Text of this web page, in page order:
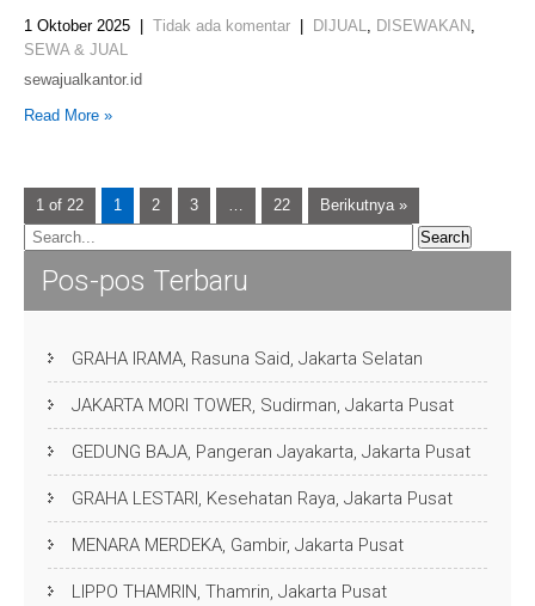
1 Oktober 2025 Tidak ada komentar DIJUAL, DISEWAKAN,
SEWA & JUAL
sewajualkantor.id
Read More »
1 of 22 1 2 3 … 22 Berikutnya »
Pos-pos Terbaru
GRAHA IRAMA, Rasuna Said, Jakarta Selatan
JAKARTA MORI TOWER, Sudirman, Jakarta Pusat
GEDUNG BAJA, Pangeran Jayakarta, Jakarta Pusat
GRAHA LESTARI, Kesehatan Raya, Jakarta Pusat
MENARA MERDEKA, Gambir, Jakarta Pusat
LIPPO THAMRIN, Thamrin, Jakarta Pusat